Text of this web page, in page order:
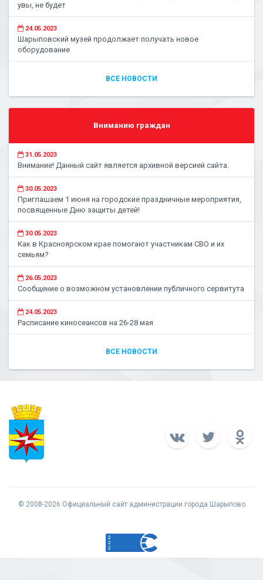
увы, не будет
24.05.2023
Шарыповский музей продолжает получать новое
оборудование
ВСЕ НОВОСТИ
Вниманию граждан
31.05.2023
Внимание! Данный сайт является архивной версией сайта.
30.05.2023
Приглашаем 1 июня на городские праздничные мероприятия,
посвященные Дню защиты детей!
30.05.2023
Как в Красноярском крае помогают участникам СВО и их
семьям?
26.05.2023
Сообщение о возможном установлении публичного сервитута
24.05.2023
Расписание киносеансов на 26-28 мая
ВСЕ НОВОСТИ
© 2008-2026 Официальный сайт администрации города Шарыпово